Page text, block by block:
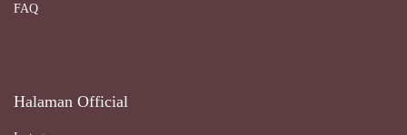
FAQ
Halaman Official